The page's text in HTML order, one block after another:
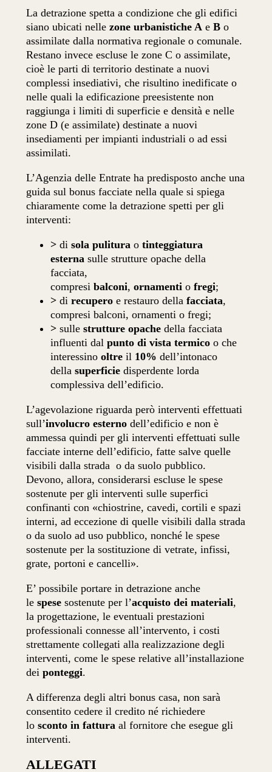
La detrazione spetta a condizione che gli edifici
siano ubicati nellezone urbanistiche Ae B o
assimilate dalla normativa regionale o comunale.
Restano invece escluse le zone C o assimilate,
cioè le parti di territorio destinate a nuovi
complessi insediativi, che risultino inedificate o
nelle quali la edificazione preesistente non
raggiunga i limiti di superficie e densità e nelle
zone D (e assimilate) destinate a nuovi
insediamenti per impianti industriali o ad essi
assimilati.
L’Agenzia delle Entrate ha predisposto anche una
guida sul bonus facciate nella quale si spiega
chiaramente come la detrazione spetti per gli
interventi:
> disola pulitura otinteggiatura
esterna sulle strutture opache della
facciata,
compresibalconi,ornamenti ofregi;
> direcupero e restauro dellafacciata,
compresi balconi, ornamenti o fregi;
> sulle strutture opache della facciata
influenti dalpunto di vista termico o che
interessino oltreil 10% dell’intonaco
dellasuperficie disperdente lorda
complessiva dell’edificio.
L’agevolazione riguarda però interventi effettuati
sull’involucro esterno dell’edificio e non è
ammessa quindi per gli interventi effettuati sulle
facciate interne dell’edificio, fatte salve quelle
visibili dalla strada o da suolo pubblico.
Devono, allora, considerarsi escluse le spese
sostenute per gli interventi sulle superfici
confinanti con «chiostrine, cavedi, cortili e spazi
interni, ad eccezione di quelle visibili dalla strada
o da suolo ad uso pubblico, nonché le spese
sostenute per la sostituzione di vetrate, infissi,
grate, portoni e cancelli».
E’ possibile portare in detrazione anche
lespesesostenute per l’acquisto dei materiali,
la progettazione, le eventuali prestazioni
professionali connesse all’intervento, i costi
strettamente collegati alla realizzazione degli
interventi, come le spese relative all’installazione
deiponteggi.
A differenza degli altri bonus casa, non sarà
consentito cedere il credito né richiedere
losconto in fattura al fornitore che esegue gli
interventi.
ALLEGATI